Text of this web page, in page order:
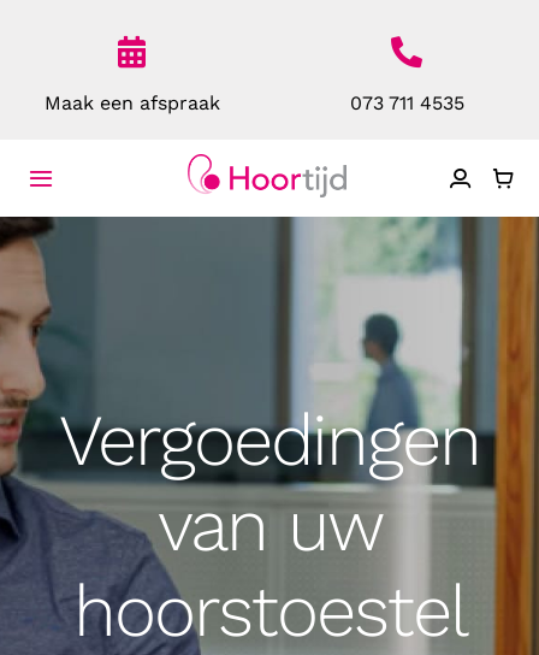
Maak een afspraak
073 711 4535
Toggle
Navigatie
Bescherming
Shop
Contact
Vergoedingen
van uw
hoorstoestel